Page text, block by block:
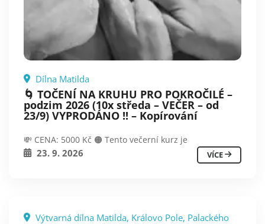
Dílna Matilda
🌀 TOČENÍ NA KRUHU PRO POKROČILÉ –
podzim 2026 (10x středa – VEČER – od
23/9) VYPRODÁNO !! – Kopírování
💸 CENA: 5000 Kč 🟠 Tento večerní kurz je
23. 9. 2026 VÍCE
Výtvarná dílna Matilda, Královo Pole, Palackého